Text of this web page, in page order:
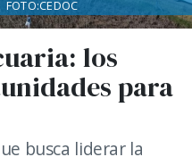
los
para
busca liderar la